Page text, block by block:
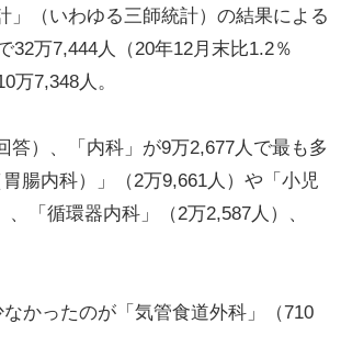
（いわゆる三師統計）の結果による
32万7,444人（20年12月末比1.2％
万7,348人。
）、「内科」が9万2,677人で最も多
腸内科）」（2万9,661人）や「小児
「循環器内科」（2万2,587人）、
かったのが「気管食道外科」（710